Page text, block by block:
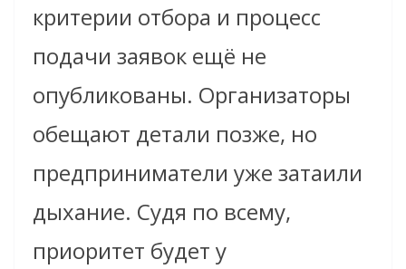
критерии отбора и процесс
подачи заявок ещё не
опубликованы. Организаторы
обещают детали позже, но
предприниматели уже затаили
дыхание. Судя по всему,
приоритет будет у